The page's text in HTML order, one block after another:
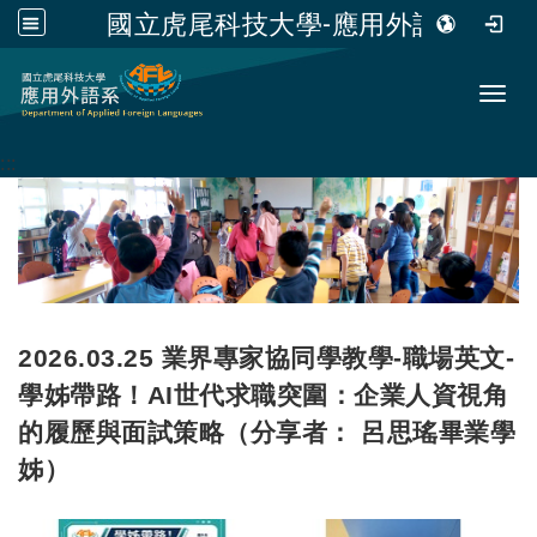
國立虎尾科技大學-應用外語系
跳到主要內容
:::
2026.03.25 業界專家協同學教學-職場英文-
學姊帶路！AI世代求職突圍：企業人資視角
的履歷與面試策略（分享者： 呂思瑤畢業學
姊）